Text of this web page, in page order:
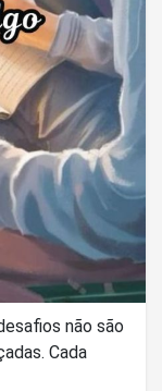
não são
Cada